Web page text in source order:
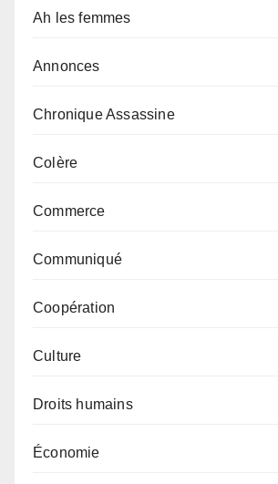
Ah les femmes
Annonces
Chronique Assassine
Colère
Commerce
Communiqué
Coopération
Culture
Droits humains
Économie